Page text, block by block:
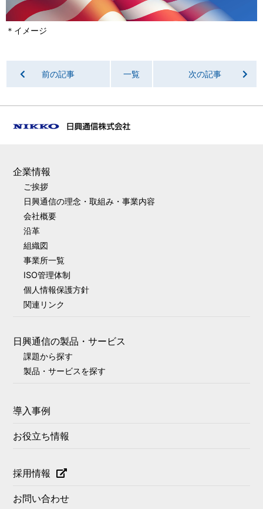
＊イメージ
前の記事 一覧 次の記事
企業情報
ご挨拶
日興通信の理念・取組み・事業内容
会社概要
沿革
組織図
事業所一覧
ISO管理体制
個人情報保護方針
関連リンク
日興通信の製品・サービス
課題から探す
製品・サービスを探す
導入事例
お役立ち情報
採用情報
お問い合わせ